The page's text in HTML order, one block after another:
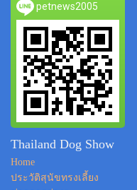
petnews2005
Thailand Dog Show
Home
ประวัติสุนัขทรงเลี้ยง